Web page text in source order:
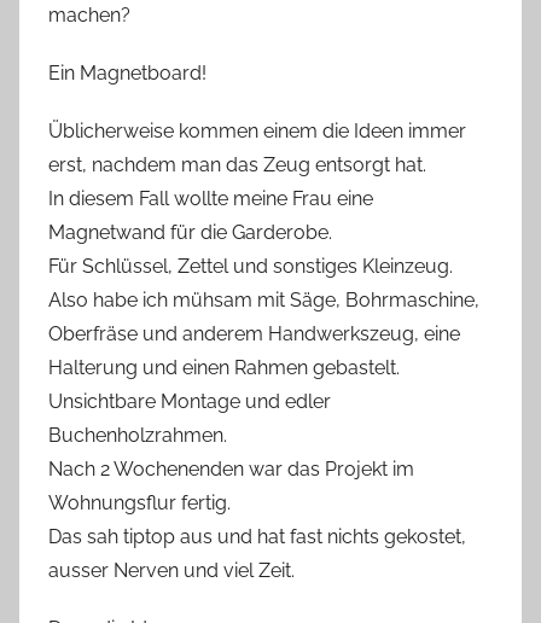
machen?
Ein Magnetboard!
Üblicherweise kommen einem die Ideen immer
erst, nachdem man das Zeug entsorgt hat.
In diesem Fall wollte meine Frau eine
Magnetwand für die Garderobe.
Für Schlüssel, Zettel und sonstiges Kleinzeug.
Also habe ich mühsam mit Säge, Bohrmaschine,
Oberfräse und anderem Handwerkszeug, eine
Halterung und einen Rahmen gebastelt.
Unsichtbare Montage und edler
Buchenholzrahmen.
Nach 2 Wochenenden war das Projekt im
Wohnungsflur fertig.
Das sah tiptop aus und hat fast nichts gekostet,
ausser Nerven und viel Zeit.